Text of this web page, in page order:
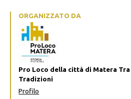
ORGANIZZATO DA
Pro Loco della città di Matera
Tradizioni
Profilo